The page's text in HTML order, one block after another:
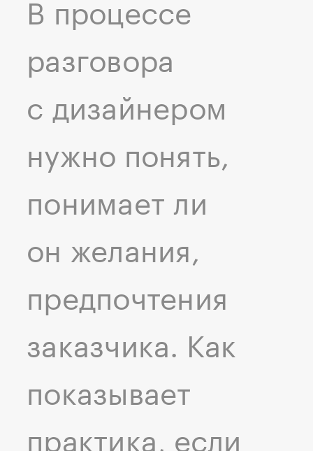
В процессе
разговора
с дизайнером
нужно понять,
понимает ли
он желания,
предпочтения
заказчика. Как
показывает
практика, если